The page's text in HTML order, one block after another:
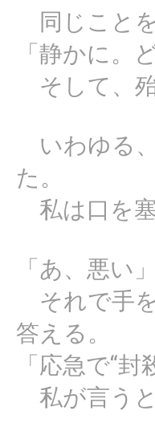
同じこと
「静かに。
そして、
いわゆる
た。
私は口を
「あ、悪い」
それで手
答える。
「応急で“
私が言う